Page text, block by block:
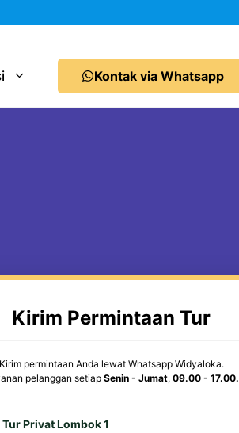
Kontak via Whatsapp
Kirim Permintaan Tur
Kirim permintaan Anda lewat Whatsapp Widyaloka.
pelanggan setiap Senin - Jumat, 09.00 - 17.00.
Tur Privat Lombok 1